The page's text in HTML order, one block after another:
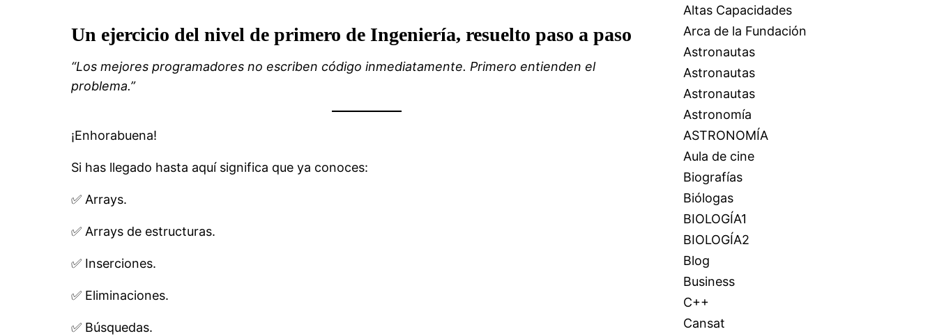
Un ejercicio del nivel de primero de Ingeniería, resuelto paso a paso
“Los mejores programadores no escriben código inmediatamente. Primero entienden el
problema.”
¡Enhorabuena!
Si has llegado hasta aquí significa que ya conoces:
✅ Arrays.
✅ Arrays de estructuras.
✅ Inserciones.
✅ Eliminaciones.
✅ Búsquedas.
Altas Capacidades
Arca de la Fundación
Astronautas
Astronautas
Astronautas
Astronomía
ASTRONOMÍA
Aula de cine
Biografías
Biólogas
BIOLOGÍA1
BIOLOGÍA2
Blog
Business
C++
Cansat